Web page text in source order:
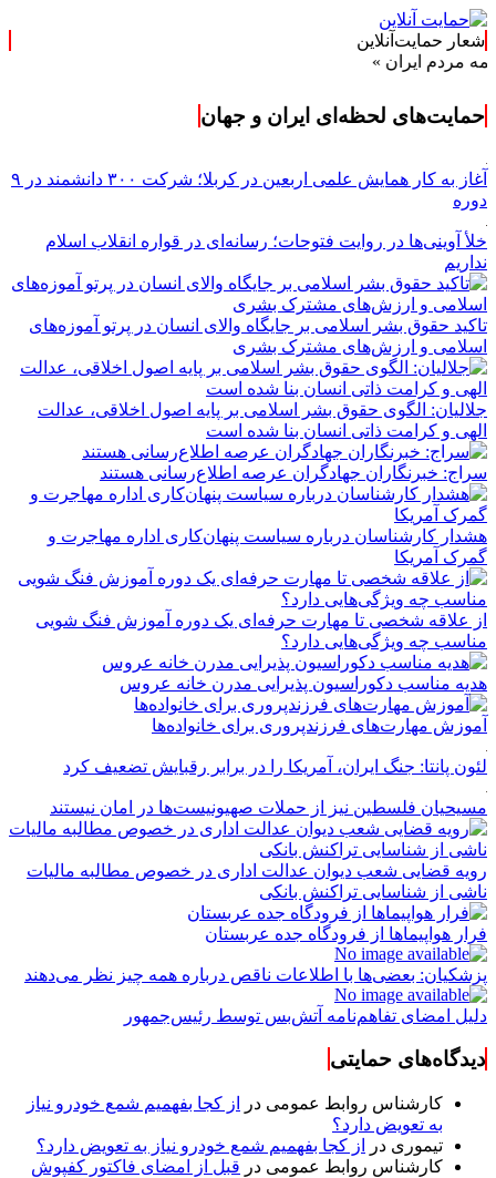
شعار حمایت‌آنلاین
ایران »
حمایت‌های لحظه‌ای ایران و جهان
آغاز به کار همایش علمی اربعین در کربلا؛ شرکت ۳۰۰ دانشمند در ۹
دوره
خلأ آوینی‌ها در روایت فتوحات؛ رسانه‌ای در قواره انقلاب اسلام
نداریم
تاکید حقوق بشر اسلامی بر جایگاه والای انسان در پرتو آموزه‌های
اسلامی و ارزش‌های مشترک بشری
جلالیان: الگوی حقوق بشر اسلامی بر پایه اصول اخلاقی، عدالت
الهی و کرامت ذاتی انسان بنا شده است
سراج: خبرنگاران جهادگران عرصه اطلاع‌رسانی هستند
هشدار کارشناسان درباره سیاست پنهان‌کاری اداره مهاجرت و
گمرک آمریکا
از علاقه شخصی تا مهارت حرفه‌ای یک دوره آموزش فنگ شویی
مناسب چه ویژگی‌هایی دارد؟
هدیه مناسب دکوراسیون پذیرایی مدرن خانه عروس
آموزش مهارت‌های فرزندپروری برای خانواده‌ها
لئون پانتا: جنگ ایران، آمریکا را در برابر رقبایش تضعیف کرد
مسیحیان فلسطین نیز از حملات صهیونیست‌ها در امان نیستند
رویه قضایی شعب دیوان عدالت اداری در خصوص مطالبه مالیات
ناشی از شناسایی تراکنش بانکی
فرار هواپیماها از فرودگاه جده عربستان
پزشکیان: بعضی‌ها با اطلاعات ناقص درباره همه چیز نظر می‌دهند
دلیل امضای تفاهم‌نامه آتش‌بس توسط رئیس‌جمهور
دیدگاه‌های حمایتی
کارشناس روابط عمومی در
از کجا بفهمیم شمع خودرو نیاز
به تعویض دارد؟
تیموری در
از کجا بفهمیم شمع خودرو نیاز به تعویض دارد؟
کارشناس روابط عمومی در قبل از امضای فاکتور کفپوش